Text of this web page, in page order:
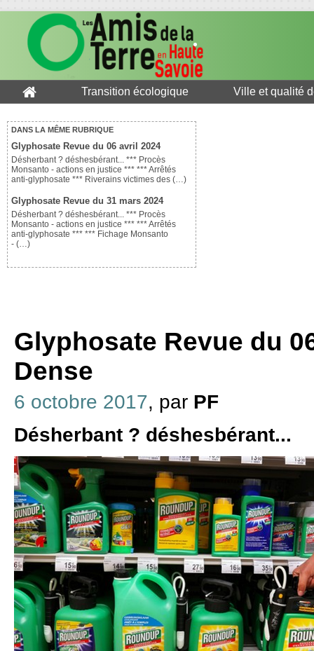
Transition écologique Ville et qualité
DANS LA MÊME RUBRIQUE
Glyphosate Revue du 06 avril 2024
Désherbant ? déshesbérant... *** Procès
Monsanto - actions en justice *** *** Arrêtés
anti-glyphosate *** Riverains victimes des (…)
Glyphosate Revue du 31 mars 2024
Désherbant ? déshesbérant... *** Procès
Monsanto - actions en justice *** *** Arrêtés
anti-glyphosate *** *** Fichage Monsanto
- (…)
Glyphosate Revue du
Dense
6 octobre 2017, par PF
Désherbant ? déshesbérant...